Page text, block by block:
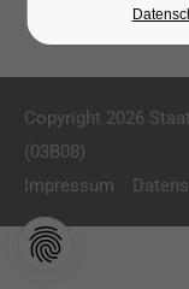
Copyright 2026
(03B08)
Impressum